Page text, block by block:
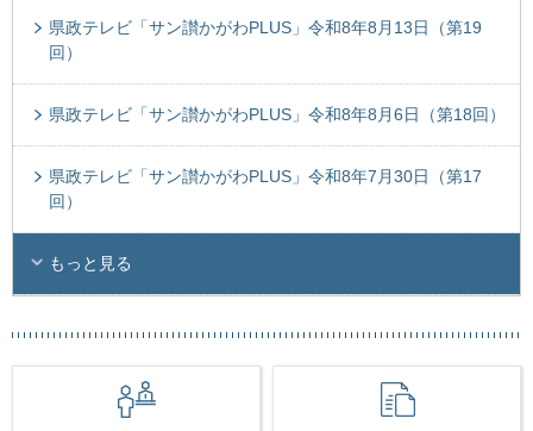
県政テレビ「サン讃かがわPLUS」令和8年8月13日（第19
回）
県政テレビ「サン讃かがわPLUS」令和8年8月6日（第18回）
県政テレビ「サン讃かがわPLUS」令和8年7月30日（第17
回）
もっと見る